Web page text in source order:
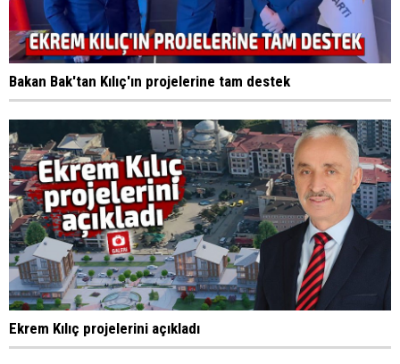
Bakan Bak'tan Kılıç'ın projelerine tam destek
Ekrem Kılıç projelerini açıkladı